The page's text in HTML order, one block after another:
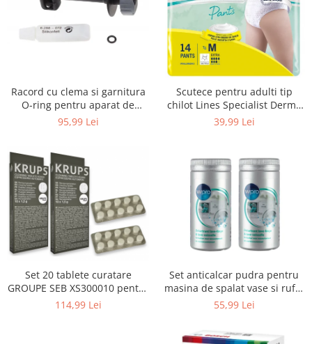
Sisteme Incalzire
Textile si covoare
Accesorii tablete
Laptopuri si Accesorii
Wearable & Gadgeturi
Electrocasnice & Climatizare
Accesorii si piese masini spalat
rufe si uscatoare
Accesorii si piese masini spalat
vase
Aparate Racire Aer
Aragaze si cuptoare cu microunde
Racord cu clema si garnitura
O-ring pentru aparat de
spalat cu presiune, KARCHER
95,99 Lei
Scutece pentru adulti tip
chilot Lines Specialist Derma
Protection Extra, 7 picaturi,
39,99 Lei
Set 20 tablete curatare
GROUPE SEB XS300010 pentru
espressoare Krups (2x10
114,99 Lei
Set anticalcar pudra pentru
masina de spalat vase si rufe,
WPRO 484000008416, 2 x 250g
55,99 Lei